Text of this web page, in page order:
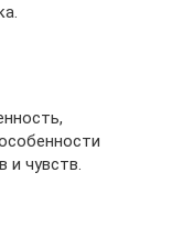
и чувств.